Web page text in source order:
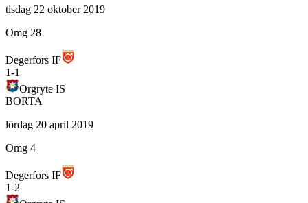
tisdag 22 oktober 2019
Omg 28
Degerfors IF
1-1
Orgryte IS
BORTA
lördag 20 april 2019
Omg 4
Degerfors IF
1-2